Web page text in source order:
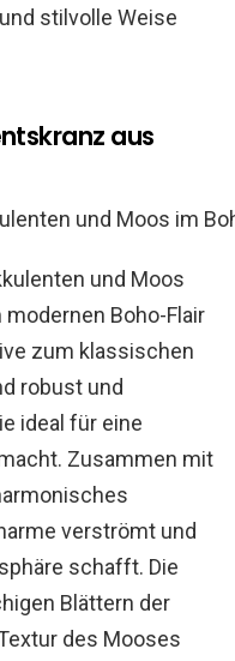
stilvolle Weise
aus
und Moos
Boho-Flair
zum klassischen
robust und
ideal für eine
Zusammen mit
verströmt und
schafft. Die
Blättern der
des Mooses